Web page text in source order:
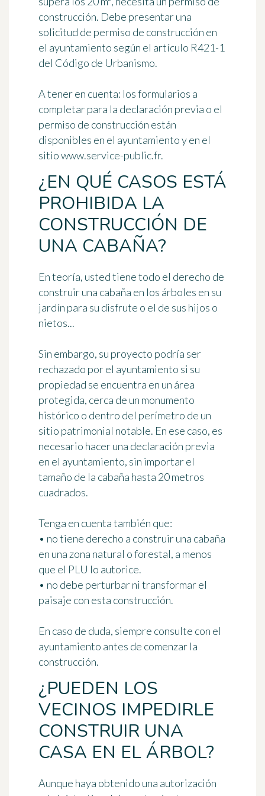
construcción. Debe presentar una
solicitud de permiso de construcción en
el ayuntamiento según el artículo R421-1
del Código de Urbanismo.
A tener en cuenta: los formularios a
completar para la declaración previa o el
permiso de construcción están
disponibles en el ayuntamiento y en el
sitio www.service-public.fr.
¿EN QUÉ CASOS ESTÁ
PROHIBIDA LA
CONSTRUCCIÓN DE
UNA CABAÑA?
En teoría, usted tiene todo el derecho de
construir una cabaña en los árboles en su
jardín para su disfrute o el de sus hijos o
nietos...
Sin embargo, su proyecto podría ser
rechazado por el ayuntamiento si su
propiedad se encuentra en un área
protegida, cerca de un monumento
histórico o dentro del perímetro de un
sitio patrimonial notable. En ese caso, es
necesario hacer una declaración previa
en el ayuntamiento, sin importar el
tamaño de la cabaña hasta 20 metros
cuadrados.
Tenga en cuenta también que:
• no tiene derecho a construir una cabaña
en una zona natural o forestal, a menos
que el PLU lo autorice.
• no debe perturbar ni transformar el
paisaje con esta construcción.
En caso de duda, siempre consulte con el
ayuntamiento antes de comenzar la
construcción.
¿PUEDEN LOS
VECINOS IMPEDIRLE
CONSTRUIR UNA
CASA EN EL ÁRBOL?
Aunque haya obtenido una autorización